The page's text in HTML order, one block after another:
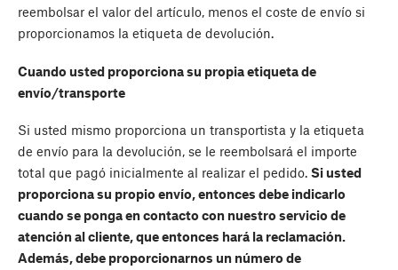
reembolsar el valor del artículo, menos el coste de envío si
proporcionamos la etiqueta de devolución.
Cuando usted proporciona su propia etiqueta de
envío/transporte
Si usted mismo proporciona un transportista y la etiqueta
de envío para la devolución, se le reembolsará el importe
total que pagó inicialmente al realizar el pedido. Si usted
proporciona su propio envío, entonces debe indicarlo
cuando se ponga en contacto con nuestro servicio de
atención al cliente, que entonces hará la reclamación.
Además, debe proporcionarnos un número de